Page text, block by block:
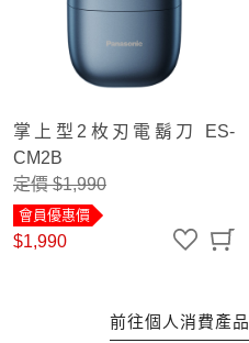
掌上型2枚刃電鬍刀 ES-
CM2B
定價 $1,990
會員優惠價
$1,990
前往個人消費產品